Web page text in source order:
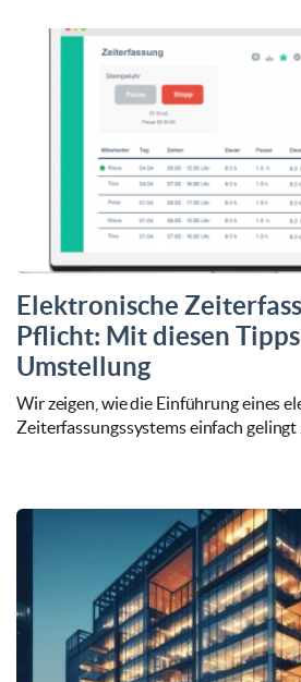
Elektronische
Pflicht: Mit diesen
Umstellung
Wir zeigen, wie die Einführung eines
Zeiterfassungssystems einfach gelingt